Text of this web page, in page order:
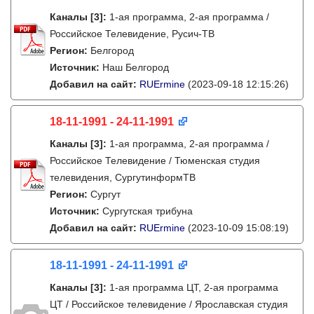
Каналы [3]: 1-ая программа, 2-ая программа /
Российское Телевидение, Русич-ТВ
Регион: Белгород
Источник: Наш Белгород
Добавил на сайт: RUErmine (2023-09-18 12:15:26)
18-11-1991 - 24-11-1991
Каналы [3]: 1-ая программа, 2-ая программа /
Российское Телевидение / Тюменская студия
телевидения, СургутинформТВ
Регион: Сургут
Источник: Сургутская трибуна
Добавил на сайт: RUErmine (2023-10-09 15:08:19)
18-11-1991 - 24-11-1991
Каналы [3]: 1-ая программа ЦТ, 2-ая программа
ЦТ / Российское телевидение / Ярославская студия